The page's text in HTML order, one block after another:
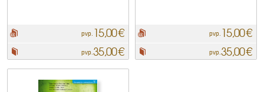
pvp. 15,00 €
pvp.35,00 €
pvp. 15,00 €
pvp.35,00 €